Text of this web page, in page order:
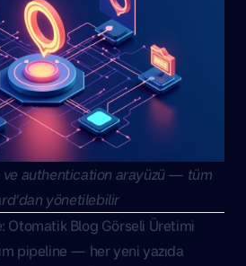
ve authentication arayüzü — tüm
yönetilebilir
Otomatik Blog Görseli Üretimi
pipeline — her yeni yazıda